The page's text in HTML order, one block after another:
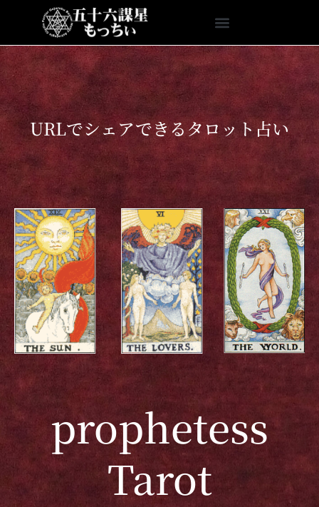
URLでシェアできるタロット占い
prophetess
Tarot